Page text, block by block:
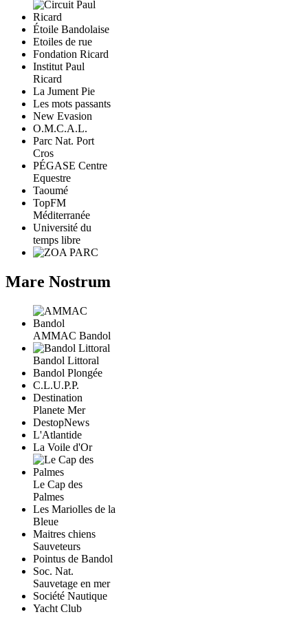
Étoile Bandolaise
Etoiles de rue
Fondation Ricard
Institut Paul
Ricard
La Jument Pie
Les mots passants
New Evasion
O.M.C.A.L.
Parc Nat. Port
Cros
PÉGASE Centre
Equestre
Taoumé
TopFM
Méditerranée
Université du
temps libre
Mare Nostrum
AMMAC Bandol
Bandol Littoral
Bandol Plongée
C.L.U.P.P.
Destination
Planete Mer
DestopNews
L'Atlantide
La Voile d'Or
Le Cap des
Palmes
Les Mariolles de la
Bleue
Maitres chiens
Sauveteurs
Pointus de Bandol
Soc. Nat.
Sauvetage en mer
Société Nautique
Yacht Club